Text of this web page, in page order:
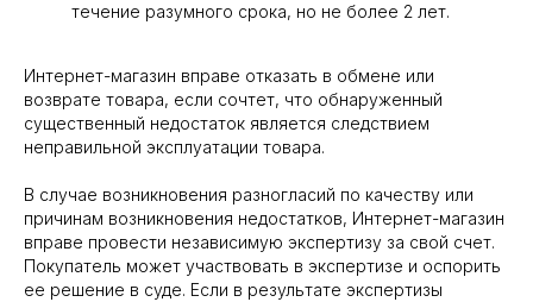
течение разумного срока, но не более 2 лет.
Интернет-магазин вправе отказать в обмене или
возврате товара, если сочтет, что обнаруженный
существенный недостаток является следствием
неправильной эксплуатации товара.
В случае возникновения разногласий по качеству или
причинам возникновения недостатков, Интернет-магазин
вправе провести независимую экспертизу за свой счет.
Покупатель может участвовать в экспертизе и оспорить
ее решение в суде. Если в результате экспертизы